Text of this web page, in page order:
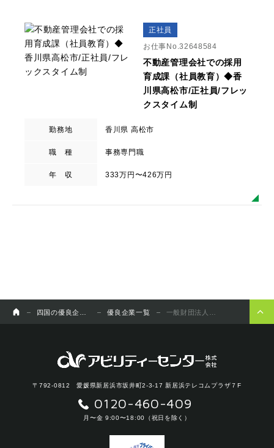
正社員
お仕事No.32648584
不動産管理会社での採用
育成課（社員教育）◆香
川県高松市/正社員/フレッ
クスタイム制
勤務地 香川県 高松市
職 種 事務専門職
年 収 333万円〜426万円
優良企業一覧
〒792-0812 愛媛県新居浜市坂井町2-3-17 新居浜テレコムプラザ７F
0120-460-409
月〜金 9:00〜18:00（祝日を除く）